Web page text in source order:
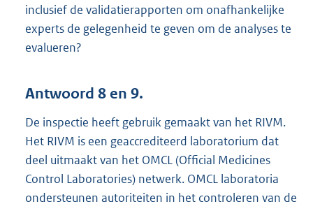
inclusief de validatierapporten om onafhankelijke
experts de gelegenheid te geven om de analyses te
evalueren?
Antwoord 8 en 9.
De inspectie heeft gebruik gemaakt van het RIVM.
Het RIVM is een geaccrediteerd laboratorium dat
deel uitmaakt van het OMCL (Official Medicines
Control Laboratories) netwerk. OMCL laboratoria
ondersteunen autoriteiten in het controleren van de